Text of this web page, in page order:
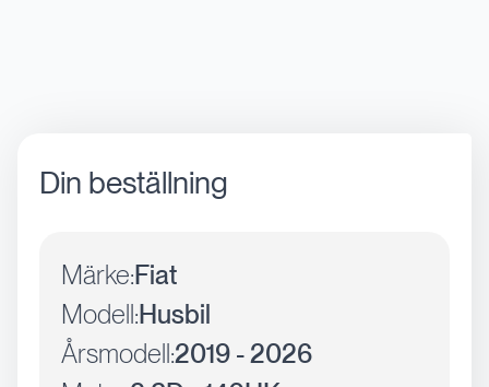
Din beställning
Märke:Fiat
Modell:Husbil
Årsmodell:2019 - 2026